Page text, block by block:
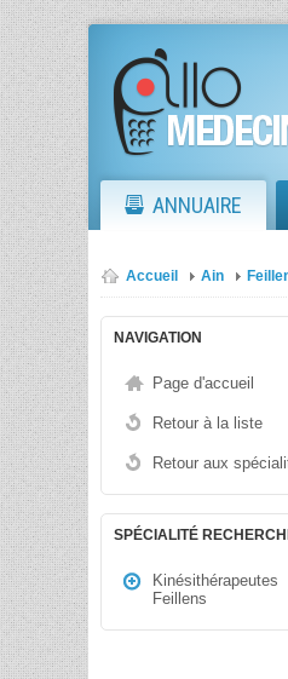
ANNUAIRE
Accueil Ain
NAVIGATION
Page d'accueil
Retour à la liste
Retour aux
SPÉCIALITÉ
Kinésithérapeutes
Feillens